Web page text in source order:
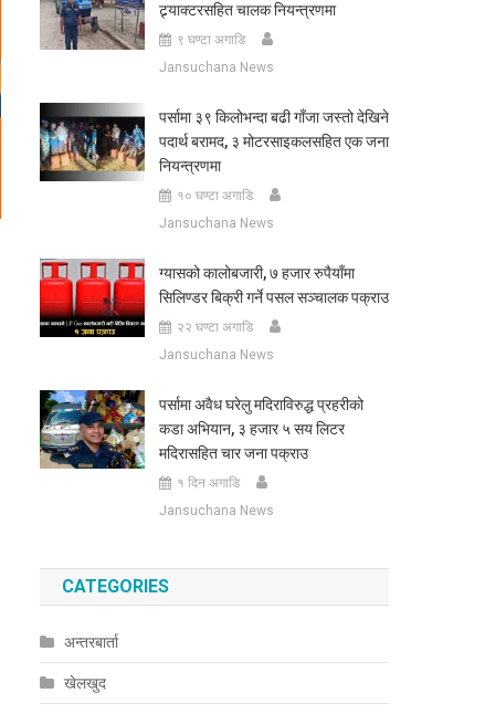
ट्र्याक्टरसहित चालक नियन्त्रणमा
९ घण्टा अगाडि
Jansuchana News
पर्सामा ३९ किलोभन्दा बढी गाँजा जस्तो देखिने
पदार्थ बरामद, ३ मोटरसाइकलसहित एक जना
नियन्त्रणमा
१० घण्टा अगाडि
Jansuchana News
ग्यासको कालोबजारी, ७ हजार रुपैयाँमा
सिलिण्डर बिक्री गर्ने पसल सञ्चालक पक्राउ
२२ घण्टा अगाडि
Jansuchana News
पर्सामा अवैध घरेलु मदिराविरुद्ध प्रहरीको
कडा अभियान, ३ हजार ५ सय लिटर
मदिरासहित चार जना पक्राउ
१ दिन अगाडि
Jansuchana News
CATEGORIES
अन्तरबार्ता
खेलखुद